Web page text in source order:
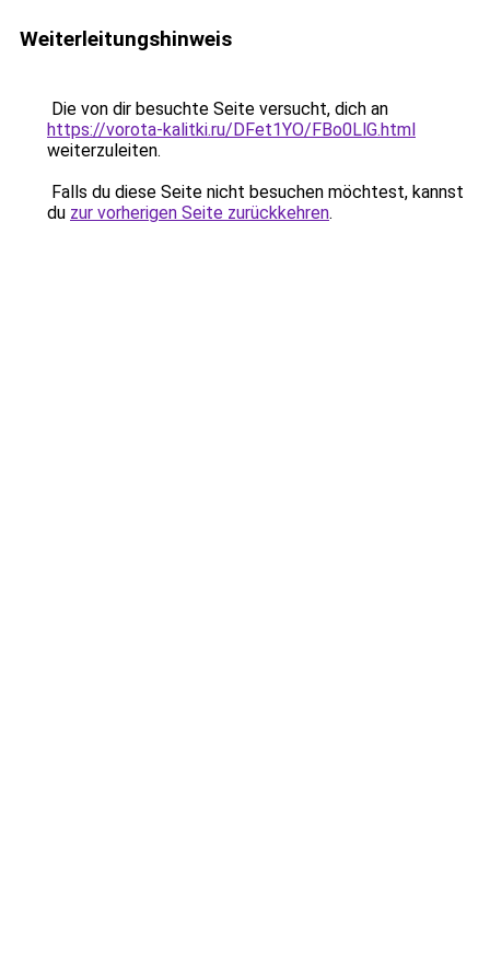
Weiterleitungshinweis
Die von dir besuchte Seite versucht, dich an
https://vorota-kalitki.ru/DFet1YO/FBo0LlG.html
weiterzuleiten.
Falls du diese Seite nicht besuchen möchtest, kannst
du zur vorherigen Seite zurückkehren.